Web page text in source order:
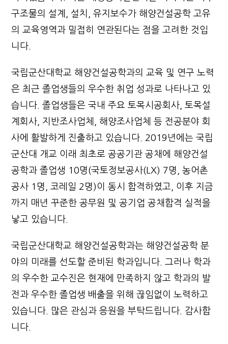
구조물의 설계, 설치, 유지보수가 해양건설공학 고유
의 교육영역과 밀접히 연관된다는 점을 고려한 것입
니다.
국립군산대학교 해양건설공학과의 교육 및 연구 노력
은 최근 졸업생들의 우수한 취업 성과로 나타나고 있
습니다. 졸업생들은 국내 주요 토목시공회사, 토목설
계회사, 지반조사업체, 해양조사업체 등 전공분야 회
사에 활발하게 진출하고 있습니다. 2019년에는 국립
군산대 개교 이래 최초로 공공기관 공채에 해양건설
공학과 졸업생 10명(국토정보공사(LX) 7명, 농어촌
공사 1명, 코레일 2명)이 동시 합격하였고, 이후 지금
까지 매년 꾸준한 공무원 및 공기업 공채합격 실적을
낳고 있습니다.
국립군산대학교 해양건설공학과는 해양건설공학 분
야의 미래를 선도할 준비된 학과입니다. 그러나 학과
의 우수한 교수진은 현재에 만족하지 않고 학과의 발
전과 우수한 졸업생 배출을 위해 끊임없이 노력하고
있습니다. 많은 관심과 응원을 부탁드립니다. 감사합
니다.